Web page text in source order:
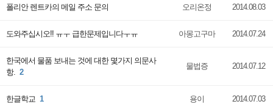
폴리안 렌트카의 메일 주소 문의 오리온정 2014.08.03
도와주십시오!! ㅠㅜ 급한문제입니다ㅜㅠ 아몽고구마 2014.07.24
한국에서 물품 보내는 것에 대한 몇가지 의문사
항. 2
물법증 2014.07.12
한글학교 1 용이 2014.07.03